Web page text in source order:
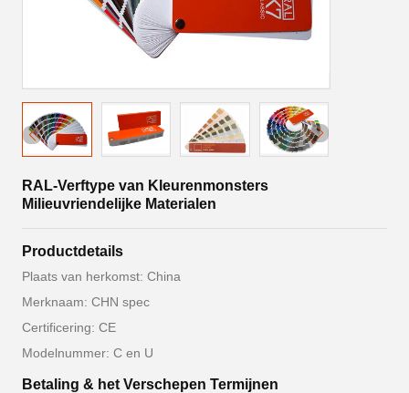
RAL-Verftype van Kleurenmonsters
Milieuvriendelijke Materialen
Productdetails
Plaats van herkomst: China
Merknaam: CHN spec
Certificering: CE
Modelnummer: C en U
Betaling & het Verschepen Termijnen